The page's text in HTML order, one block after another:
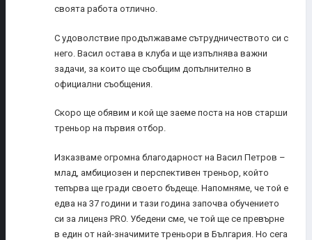
своята работа отлично.
С удоволствие продължаваме сътрудничеството си с
него. Васил остава в клуба и ще изпълнява важни
задачи, за които ще съобщим допълнително в
официални съобщения.
Скоро ще обявим и кой ще заеме поста на нов старши
треньор на първия отбор.
Изказваме огромна благодарност на Васил Петров –
млад, амбициозен и перспективен треньор, който
тепърва ще гради своето бъдеще. Напомняме, че той е
едва на 37 години и тази година започва обучението
си за лиценз PRO. Убедени сме, че той ще се превърне
в един от най-значимите треньори в България. Но сега